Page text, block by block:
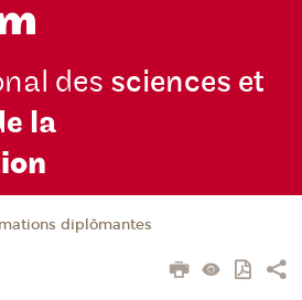
des sciences et
la
diplômantes